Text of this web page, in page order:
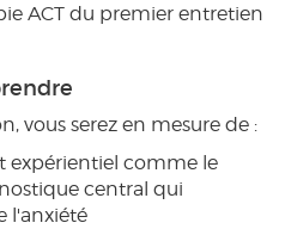
ACT du premier entretien
vous serez en mesure de :
expérientiel comme le
central qui
l'anxiété